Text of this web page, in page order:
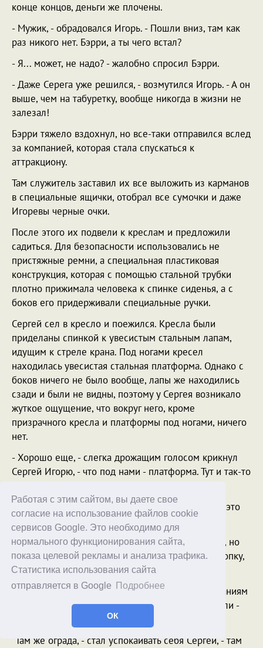
Работая с этим сайтом, вы даете свое
согласие на использование файлов cookie
сервисов Google. Это необходимо для
нормального функционирования сайта,
показа целевой рекламы и анализа трафика.
Статистика использования сайта
отправляется в Google
Подробнее
ОК
конце концов, деньги же плочены.
- Мужик, - обрадовался Игорь. - Пошли вниз, там как
раз никого нет. Бэрри, а ты чего встал?
- Я... может, не надо? - жалобно спросил Бэрри.
- Даже Серега уже решился, - возмутился Игорь. - А он
выше, чем на табуретку, вообще никогда в жизни не
залезал!
Бэрри тяжело вздохнул, но все-таки отправился вслед
за компанией, которая стала спускаться к
аттракциону.
Там служитель заставил их все выложить из карманов
в специальные ящички, отобрал все сумочки и даже
Игоревы черные очки.
После этого их подвели к креслам и предложили
садиться. Для безопасности использовались не
пристяжные ремни, а специальная пластиковая
конструкция, которая с помощью стальной трубки
плотно прижимала человека к спинке сиденья, а с
боков его придерживали специальные ручки.
Сергей сел в кресло и поежился. Кресла были
приделаны спинкой к увесистым стальным лапам,
идущим к стреле крана. Под ногами кресел
находилась увесистая стальная платформа. Однако с
боков ничего не было вообще, лапы же находились
сзади и были не видны, поэтому у Сергея возникало
жуткое ощущение, что вокруг него, кроме
призрачного кресла и платформы под ногами, ничего
нет.
- Хорошо еще, - слегка дрожащим голосом крикнул
Сергей Игорю, - что под нами - платформа. Тут и так-то
- Да, - крикнул в ответ Игорь, подмигивая Кире, - это
утешает.
Сергею очень не понравилось это подмигивание, но
деваться было уже некуда - служитель нажал кнопку,
и сверху что-то загудело.
Стрела крана стала двигаться, но, вопреки ожиданиям
Сергея, платформы с креслами крутиться не стали -
они просто ехали к краю площадки.
"Там же ограда, - стал успокаивать себя Сергей, - там